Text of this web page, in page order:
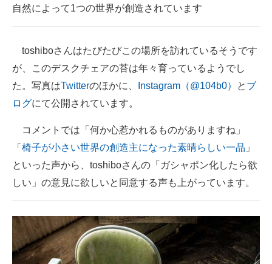
自然によって1つの世界が創造されています
toshiboさんはたびたびこの場所を訪れているそうです
が、このデスクチェアの苔は年々育っているようでし
た。写真はTwitterのほかに、 Instagram（@104b0） と ブ
ログにて公開されています。
コメントでは「何か心惹かれるものがありますね」
「 椅子が小さい世界の創造主になった素晴らしい一品 」
といった声から、toshiboさんの「ガシャポン化したら欲
しい」の意見に欲しいと同意する声も上がっています。